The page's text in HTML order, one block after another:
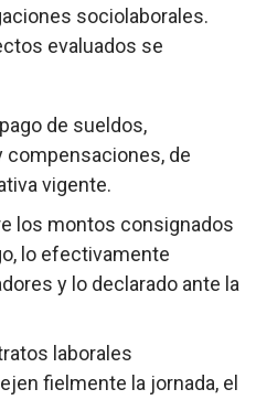
sociolaborales.
evaluados se
de sueldos,
de
vigente.
los montos consignados
lo efectivamente
y lo declarado ante la
laborales
fielmente la jornada, el